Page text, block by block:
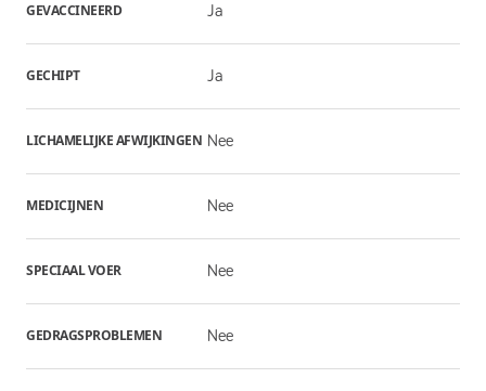
GEVACCINEERD Ja
GECHIPT Ja
LICHAMELIJKE AFWIJKINGEN Nee
MEDICIJNEN Nee
SPECIAAL VOER Nee
GEDRAGSPROBLEMEN Nee